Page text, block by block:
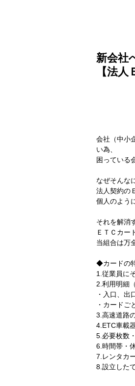
新会社
【法人
会社（中小
い為、
困っている
なぜそんな
法人契約の
個人のよう
それを解消
ＥＴＣカー
当組合は万
◆カードの
1.従業員に
2.利用明細
・入口、出
・カードご
3.高速道路
4.ETC車載
5.必要枚数
6.時間帯・
7.レンタカ
8.設立した